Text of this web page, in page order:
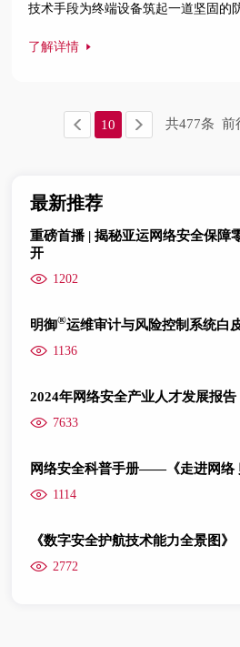
技术手段为终端设备筑起一道坚固的
主机中植入可信计算芯片，实现对系
了解详情
10 共477条 前
最新推荐
重磅首播 | 揭秘亚运网络安全保障
开
1202
明御®运维审计与风险控制系统白
1136
2024年网络安全产业人才发展报告
7633
网络安全科普手册——《走进网络
1114
《数字安全护航技术能力全景图》
2772